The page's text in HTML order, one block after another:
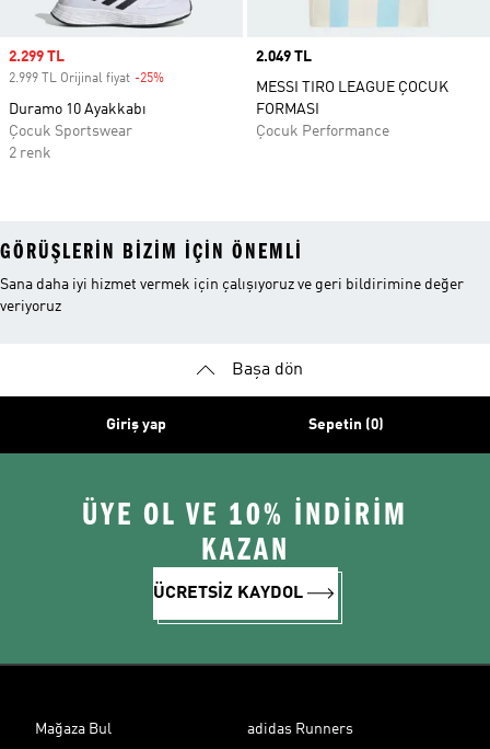
Sale price
2.299 TL
2.999 TL Orijinal fiyat -25%
Duramo 10 Ayakkabı
Çocuk Sportswear
2 renk
Price
2.049 TL
MESSI TIRO LEAGUE ÇOCUK
FORMASI
Çocuk Performance
GÖRÜŞLERIN BIZIM IÇIN ÖNEMLI
Sana daha iyi hizmet vermek için çalışıyoruz ve geri bildirimine değer
veriyoruz
Başa dön
Giriş yap Sepetin (0)
ÜYE OL VE 10% İNDİRİM
KAZAN
ÜCRETSİZ KAYDOL
Mağaza Bul adidas Runners